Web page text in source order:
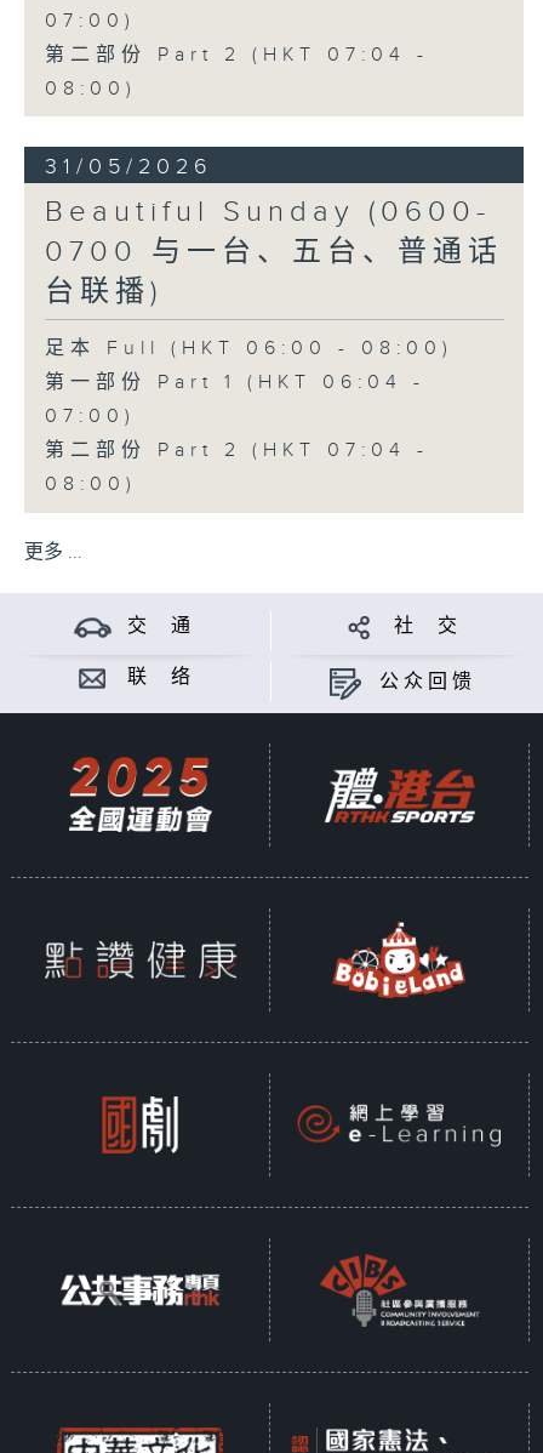
07:00)
第二部份 Part 2 (HKT 07:04 -
08:00)
31/05/2026
Beautiful Sunday (0600-
0700 与一台、五台、普通话
台联播)
足本 Full (HKT 06:00 - 08:00)
第一部份 Part 1 (HKT 06:04 -
07:00)
第二部份 Part 2 (HKT 07:04 -
08:00)
更多 ...
交 通 社 交
联 络 公众回馈